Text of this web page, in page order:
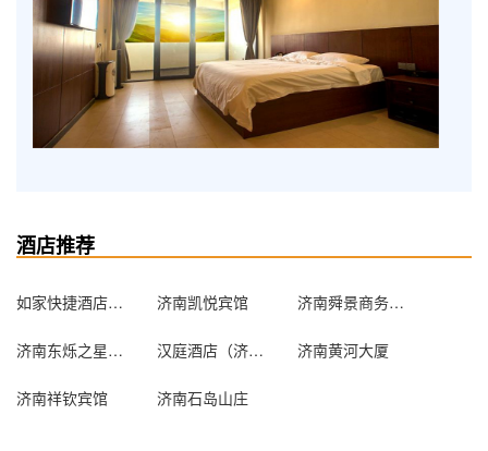
酒店推荐
如家快捷酒店（济南经四路大观园店） 济南凯悦宾馆 济南舜景商务酒店
济南东烁之星商务酒店 汉庭酒店（济南大明湖北店） 济南黄河大厦
济南祥钦宾馆 济南石岛山庄